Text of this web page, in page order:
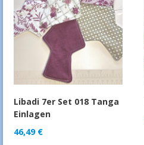
Libadi 7er Set 018 Tanga
Einlagen
46,49 €